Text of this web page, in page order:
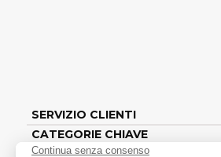
SERVIZIO CLIENTI
CATEGORIE CHIAVE
INFORMAZIONI LEGALI